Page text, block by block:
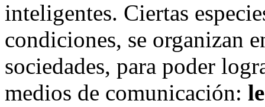
inteligentes. Ciertas
condiciones, se organizan
sociedades, para poder
medios de comunicación: